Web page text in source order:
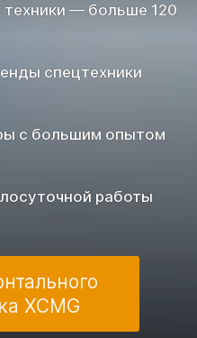
техники — больше 120
спецтехники
с большим опытом
работы
XCMG